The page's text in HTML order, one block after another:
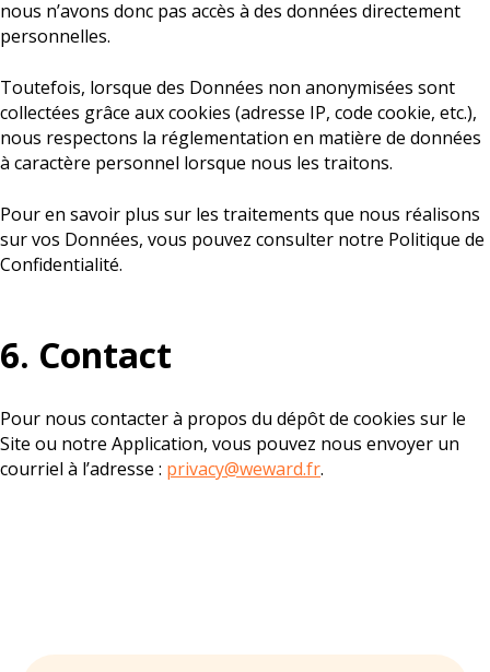
nous n’avons donc pas accès à des données directement
personnelles.
Toutefois, lorsque des Données non anonymisées sont
collectées grâce aux cookies (adresse IP, code cookie, etc.),
nous respectons la réglementation en matière de données
à caractère personnel lorsque nous les traitons.
Pour en savoir plus sur les traitements que nous réalisons
sur vos Données, vous pouvez consulter notre Politique de
Confidentialité.
6. Contact
Pour nous contacter à propos du dépôt de cookies sur le
Site ou notre Application, vous pouvez nous envoyer un
courriel à l’adresse : privacy@weward.fr.